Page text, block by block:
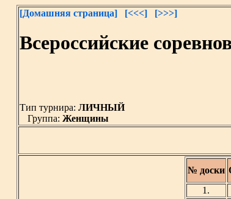
[Домашняя страница] [<<<] [>>>]
Всероссийские
Тип турнира: ЛИЧНЫЙ
Группа: Женщины
№ доски
1.